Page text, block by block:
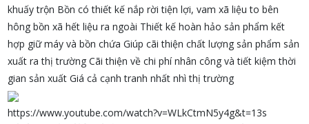
khuấy trộn Bồn có thiết kế nắp rời tiện lợi, vam xã liệu to bên
hông bồn xã hết liệu ra ngoài Thiết kế hoàn hảo sản phẩm kết
hợp giữ máy và bồn chứa Giúp cãi thiện chất lượng sản phẩm sản
xuất ra thị trường Cãi thiện về chi phí nhân công và tiết kiệm thời
gian sản xuất Giá cả cạnh tranh nhất nhì thị trường
https://www.youtube.com/watch?v=WLkCtmN5y4g&t=13s